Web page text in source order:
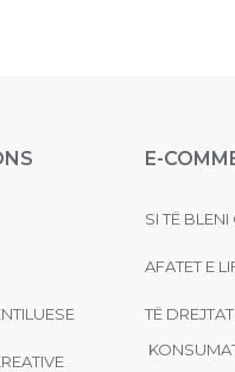
E-
SI TË
AFATET E
TË